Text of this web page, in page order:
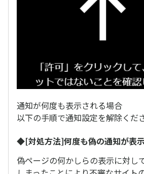
通知が何度も表示される場合
以下の手順で通知設定を解除くだ
◆[対処方法]何度も偽の通知が表
偽ページの何かしらの表示に対し